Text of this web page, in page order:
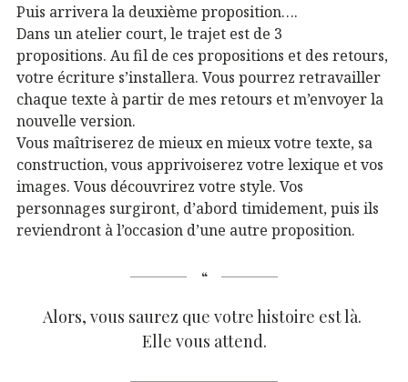
Puis arrivera la deuxième proposition….
Dans un atelier court, le trajet est de 3
propositions. Au fil de ces propositions et des retours,
votre écriture s’installera. Vous pourrez retravailler
chaque texte à partir de mes retours et m’envoyer la
nouvelle version.
Vous maîtriserez de mieux en mieux votre texte, sa
construction, vous apprivoiserez votre lexique et vos
images. Vous découvrirez votre style. Vos
personnages surgiront, d’abord timidement, puis ils
reviendront à l’occasion d’une autre proposition.
Alors, vous saurez que votre histoire est là.
Elle vous attend.